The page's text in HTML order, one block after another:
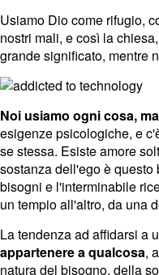
Usiamo Dio come rifugio,
nostri mali, e così la
grande significato, mentre
Noi usiamo ogni cosa,
esigenze psicologiche, e
se stessa. Esiste amore
sostanza dell'ego è
bisogni e l'interminabile
un tempio all'altro, da una
La tendenza ad affidarsi a
appartenere a qualcosa,
natura del bisogno, della